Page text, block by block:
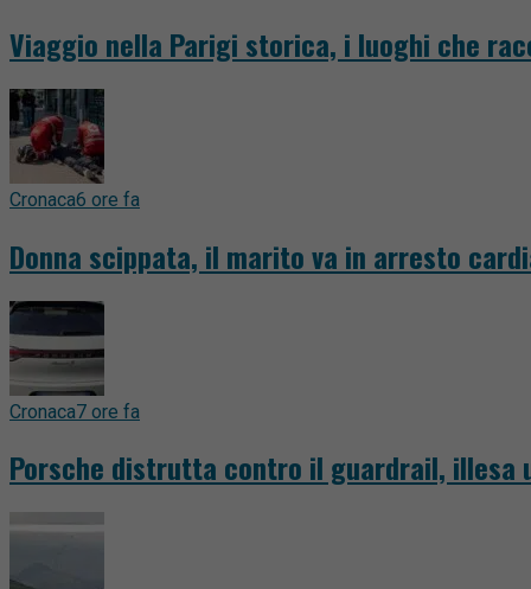
Viaggio nella Parigi storica, i luoghi che
Cronaca6 ore fa
Donna scippata, il marito va in arresto
Cronaca7 ore fa
Porsche distrutta contro il guardrail, illesa